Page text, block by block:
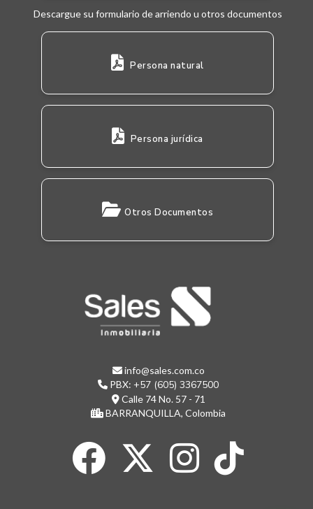
Descargue su formulario de arriendo u otros documentos
Persona natural
Persona jurídica
Otros Documentos
info@sales.com.co
PBX: +57 (605) 3367500
Calle 74 No. 57 - 71
BARRANQUILLA, Colombia